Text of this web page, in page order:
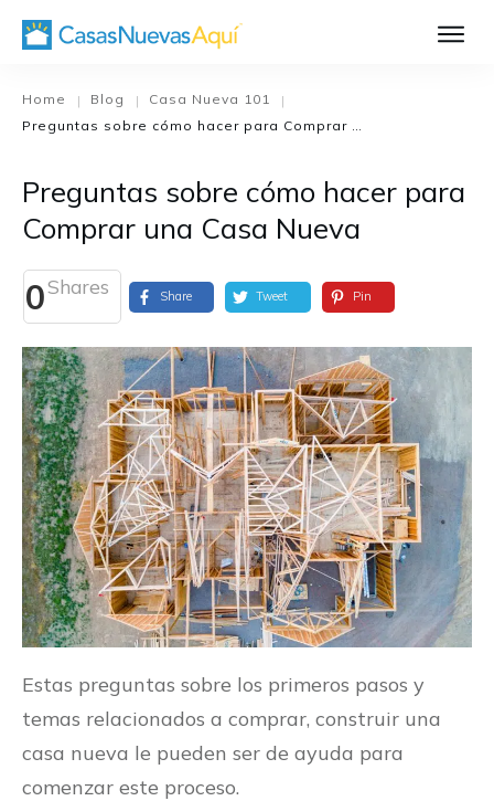
El Proceso de
Home | Blog | Casa Nueva 101
|
Preguntas sobre cómo hacer para Comprar una Casa Nueva
Preguntas sobre cómo hacer para
Comprar una Casa Nueva
0Shares Share Tweet Pin
Estas preguntas sobre los primeros pasos y
temas relacionados a comprar, construir una
casa nueva le pueden ser de ayuda para
comenzar este proceso.